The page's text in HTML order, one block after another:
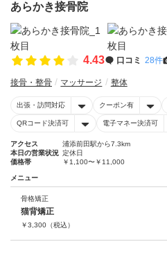
あらかき接骨院
4.43 口コミ 28件
接骨・整骨 マッサージ 整体
出張・訪問対応 クーポン有
QRコード決済可 電子マネー決済可
アクセス
浦添前田駅から7.3km
本日の営業状況 定休日
価格帯
￥1,100〜￥11,000
メニュー
骨格矯正
猫背矯正
￥3,300 （税込）